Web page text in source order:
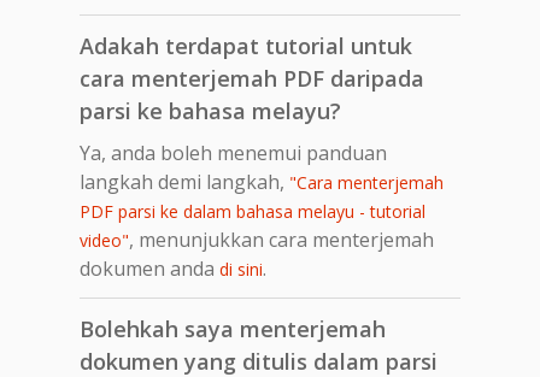
Adakah terdapat tutorial untuk
cara menterjemah PDF daripada
parsi ke bahasa melayu?
Ya, anda boleh menemui panduan
langkah demi langkah, "Cara menterjemah
PDF parsi ke dalam bahasa melayu - tutorial
video", menunjukkan cara menterjemah
dokumen anda di sini.
Bolehkah saya menterjemah
dokumen yang ditulis dalam parsi